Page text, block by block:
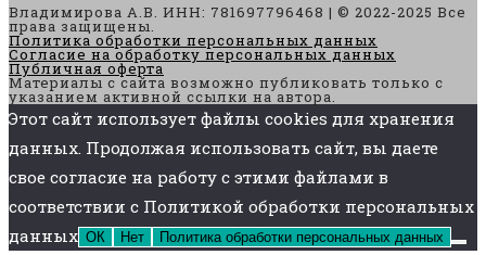
Владимирова А.В. ИНН: 781697796468 | © 2022-2025 Все
права защищены.
Политика обработки персональных данных
Согласие на обработку персональных данных
Публичная оферта
Материалы с сайта возможно публиковать только с
указанием активной ссылки на автора.
Этот сайт использует файлы cookies для хранения
данных. Продолжая использовать сайт, вы даете
свое согласие на работу с этими файлами в
соответствии с Политикой обработки персональных
данных ОК Нет Политика обработки персональных данных